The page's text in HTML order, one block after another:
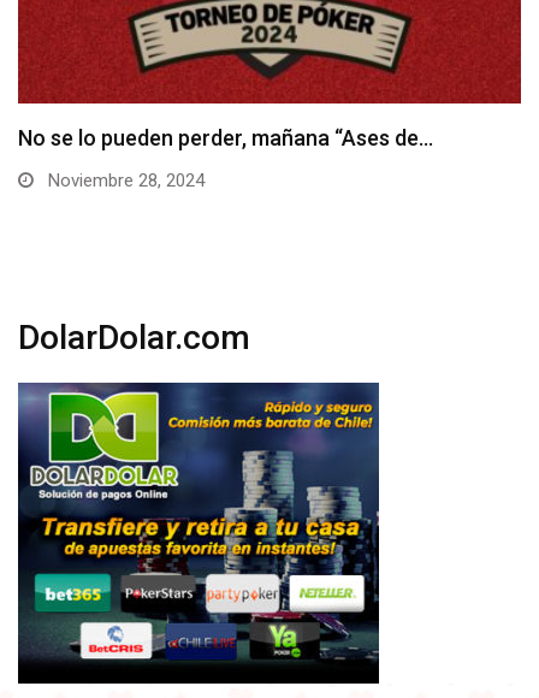
Hoy inicia el Torneo Raider en Enjoy Santiago
Noviembre 28, 2024
DolarDolar.com